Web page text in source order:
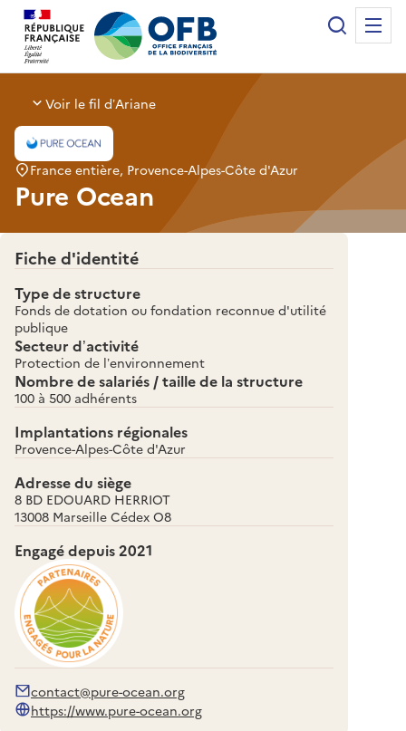
Office français de la biodiversité
Recherche
Voir le fil d’Ariane
Pure Ocean
France entière, Provence-Alpes-Côte d'Azur
Fiche d'identité
Type de structure
Fonds de dotation ou fondation reconnue d'utilité
publique
Secteur d’activité
Protection de l’environnement
Nombre de salariés / taille de la structure
100 à 500 adhérents
Implantations régionales
Provence-Alpes-Côte d'Azur
Adresse du siège
8 BD EDOUARD HERRIOT
13008 Marseille Cédex O8
Engagé depuis2021
contact@pure-ocean.org
https://www.pure-ocean.org
Panneau de gestion des cookies